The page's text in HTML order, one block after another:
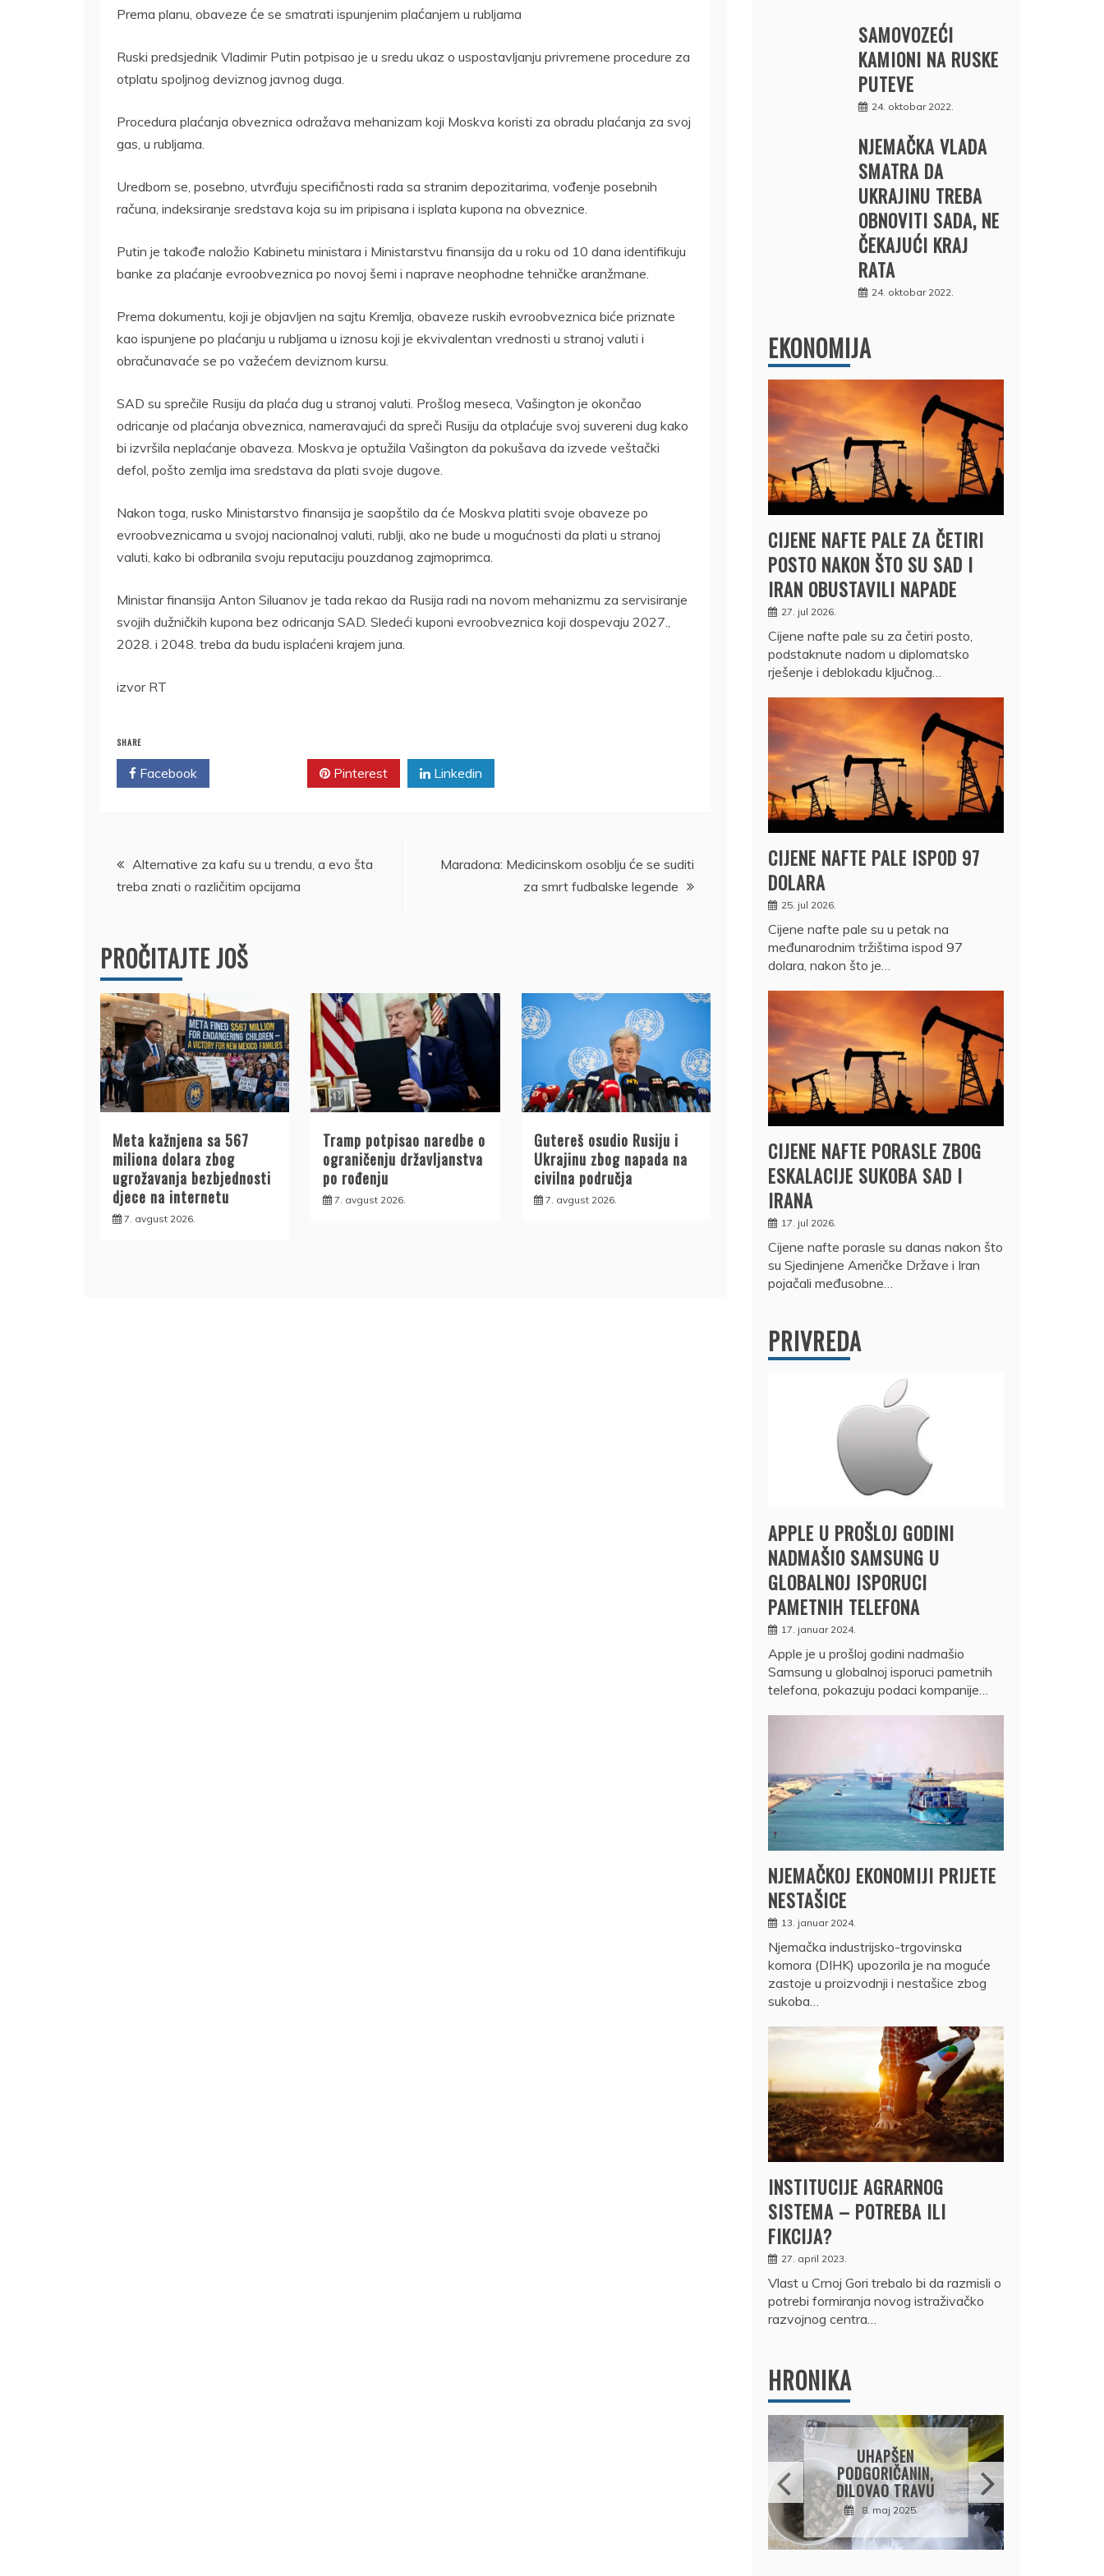
Prema planu, obaveze će se smatrati ispunjenim plaćanjem u rubljama
Ruski predsjednik Vladimir Putin potpisao je u sredu ukaz o uspostavljanju privremene procedure za
otplatu spoljnog deviznog javnog duga.
Procedura plaćanja obveznica odražava mehanizam koji Moskva koristi za obradu plaćanja za svoj
gas, u rubljama.
Uredbom se, posebno, utvrđuju specifičnosti rada sa stranim depozitarima, vođenje posebnih
računa, indeksiranje sredstava koja su im pripisana i isplata kupona na obveznice.
Putin je takođe naložio Kabinetu ministara i Ministarstvu finansija da u roku od 10 dana identifikuju
banke za plaćanje evroobveznica po novoj šemi i naprave neophodne tehničke aranžmane.
Prema dokumentu, koji je objavljen na sajtu Kremlja, obaveze ruskih evroobveznica biće priznate
kao ispunjene po plaćanju u rubljama u iznosu koji je ekvivalentan vrednosti u stranoj valuti i
obračunavaće se po važećem deviznom kursu.
SAD su sprečile Rusiju da plaća dug u stranoj valuti. Prošlog meseca, Vašington je okončao
odricanje od plaćanja obveznica, nameravajući da spreči Rusiju da otplaćuje svoj suvereni dug kako
bi izvršila neplaćanje obaveza. Moskva je optužila Vašington da pokušava da izvede veštački
defol, pošto zemlja ima sredstava da plati svoje dugove.
Nakon toga, rusko Ministarstvo finansija je saopštilo da će Moskva platiti svoje obaveze po
evroobveznicama u svojoj nacionalnoj valuti, rublji, ako ne bude u mogućnosti da plati u stranoj
valuti, kako bi odbranila svoju reputaciju pouzdanog zajmoprimca.
Ministar finansija Anton Siluanov je tada rekao da Rusija radi na novom mehanizmu za servisiranje
svojih dužničkih kupona bez odricanja SAD. Sledeći kuponi evroobveznica koji dospevaju 2027.,
2028. i 2048. treba da budu isplaćeni krajem juna.
izvor RT
SHARE
Facebook Pinterest Linkedin
Kretanje
članka
Alternative za kafu su u trendu, a evo šta
treba znati o različitim opcijama
Maradona: Medicinskom osoblju će se suditi
za smrt fudbalske legende
PROČITAJTE JOŠ
Meta kažnjena sa 567
miliona dolara zbog
ugrožavanja bezbjednosti
djece na internetu
7. avgust 2026.
Tramp potpisao naredbe o
ograničenju državljanstva
po rođenju
7. avgust 2026.
Gutereš osudio Rusiju i
Ukrajinu zbog napada na
civilna područja
7. avgust 2026.
SAMOVOZEĆI
KAMIONI NA RUSKE
PUTEVE
24. oktobar 2022.
NJEMAČKA VLADA
SMATRA DA
UKRAJINU TREBA
OBNOVITI SADA, NE
ČEKAJUĆI KRAJ
RATA
24. oktobar 2022.
EKONOMIJA
CIJENE NAFTE PALE ZA ČETIRI
POSTO NAKON ŠTO SU SAD I
IRAN OBUSTAVILI NAPADE
27. jul 2026.
Cijene nafte pale su za četiri posto,
podstaknute nadom u diplomatsko
rješenje i deblokadu ključnog…
CIJENE NAFTE PALE ISPOD 97
DOLARA
25. jul 2026.
Cijene nafte pale su u petak na
međunarodnim tržištima ispod 97
dolara, nakon što je…
CIJENE NAFTE PORASLE ZBOG
ESKALACIJE SUKOBA SAD I
IRANA
17. jul 2026.
Cijene nafte porasle su danas nakon što
su Sjedinjene Američke Države i Iran
pojačali međusobne…
PRIVREDA
APPLE U PROŠLOJ GODINI
NADMAŠIO SAMSUNG U
GLOBALNOJ ISPORUCI
PAMETNIH TELEFONA
17. januar 2024.
Apple je u prošloj godini nadmašio
Samsung u globalnoj isporuci pametnih
telefona, pokazuju podaci kompanije…
NJEMAČKOJ EKONOMIJI PRIJETE
NESTAŠICE
13. januar 2024.
Njemačka industrijsko-trgovinska
komora (DIHK) upozorila je na moguće
zastoje u proizvodnji i nestašice zbog
sukoba…
INSTITUCIJE AGRARNOG
SISTEMA – POTREBA ILI
FIKCIJA?
27. april 2023.
Vlast u Crnoj Gori trebalo bi da razmisli o
potrebi formiranja novog istraživačko
razvojnog centra…
HRONIKA
UHAPŠEN
PODGORIČANIN,
DILOVAO TRAVU
8. maj 2025.